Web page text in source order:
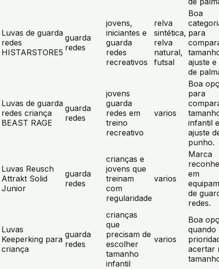
Luvas de guarda
redes
HISTARSTORE5
guarda
redes
jovens,
iniciantes e
guarda
redes
recreativos
relva
sintética,
relva
natural,
futsal
Boa
para
ajuste e
de
Luvas de guarda
redes criança
BEAST RAGE
guarda
redes
jovens
guarda
redes em
treino
recreativo
varios
Boa
para
infantil e
ajuste
punho.
Luvas Reusch
Attrakt Solid
Junior
guarda
redes
crianças e
jovens que
treinam
com
regularidade
varios
Marca
em
de
redes.
Luvas
Keeperking para
criança
guarda
redes
crianças
que
precisam de
escolher
tamanho
infantil
varios
Boa
quando
acertar